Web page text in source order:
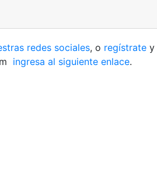
redes sociales, o regístrate y
ingresa al siguiente enlace.